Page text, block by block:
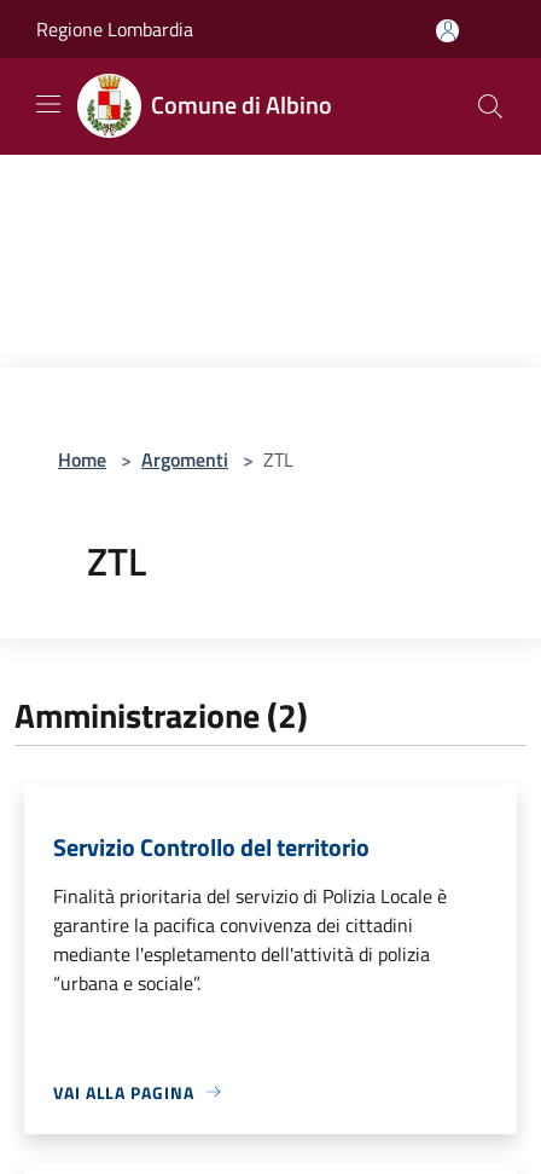
Regione Lombardia
Comune di Albino
Home > Argomenti > ZTL
ZTL
Amministrazione (2)
Servizio Controllo del territorio
Finalità prioritaria del servizio di Polizia Locale è
garantire la pacifica convivenza dei cittadini
mediante l'espletamento dell'attività di polizia
“urbana e sociale”.
VAI ALLA PAGINA